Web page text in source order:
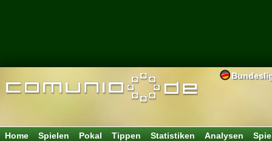
Home Spielen Pokal Tippen Statistiken Analysen